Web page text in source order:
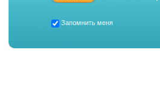
Запомнить меня